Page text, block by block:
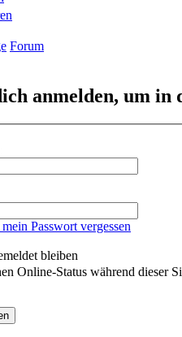
Forum
anmelden, um
Passwort vergessen
bleiben
Online-Status während dieser